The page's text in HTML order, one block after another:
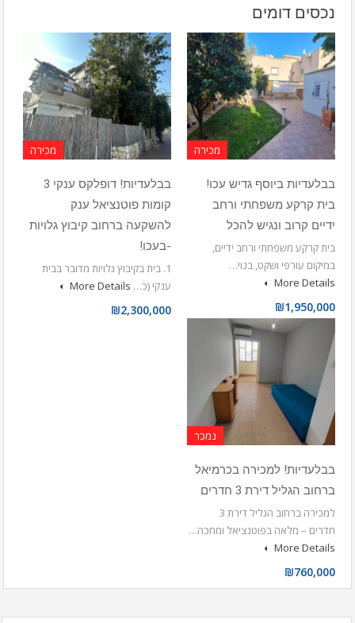
נכסים דומים
מכירה
בבלעדיות ביוסף גדיש עכו!
בית קרקע משפחתי ורחב
ידיים קרוב ונגיש להכל
בית קרקע משפחתי ורחב ידיים,
במיקום עורפי ושקט, בנוי…
More Details
₪1,950,000
מכירה
בבלעדיות! דופלקס ענקי 3
קומות פוטנציאל ענק
להשקעה ברחוב קיבוץ גלויות
-בעכו!
1. בית בקיבוץ גלויות מדובר בבית
ענקי (כ… More Details
₪2,300,000
נמכר
בבלעדיות! למכירה בכרמיאל
ברחוב הגליל דירת 3 חדרים
למכירה ברחוב הגליל דירת 3
חדרים – מלאה בפוטנציאל ומחכה…
More Details
₪760,000